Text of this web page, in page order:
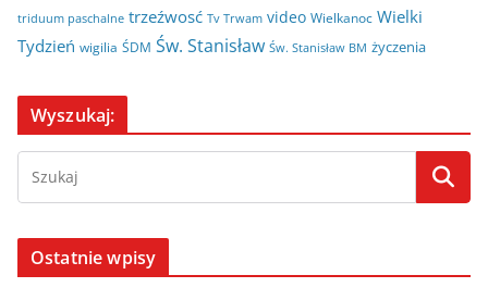
triduum paschalne trzeźwosć Tv Trwam video Wielkanoc Wielki
Tydzień wigilia ŚDM Św. Stanisław Św. Stanisław BM życzenia
Wyszukaj:
Ostatnie wpisy